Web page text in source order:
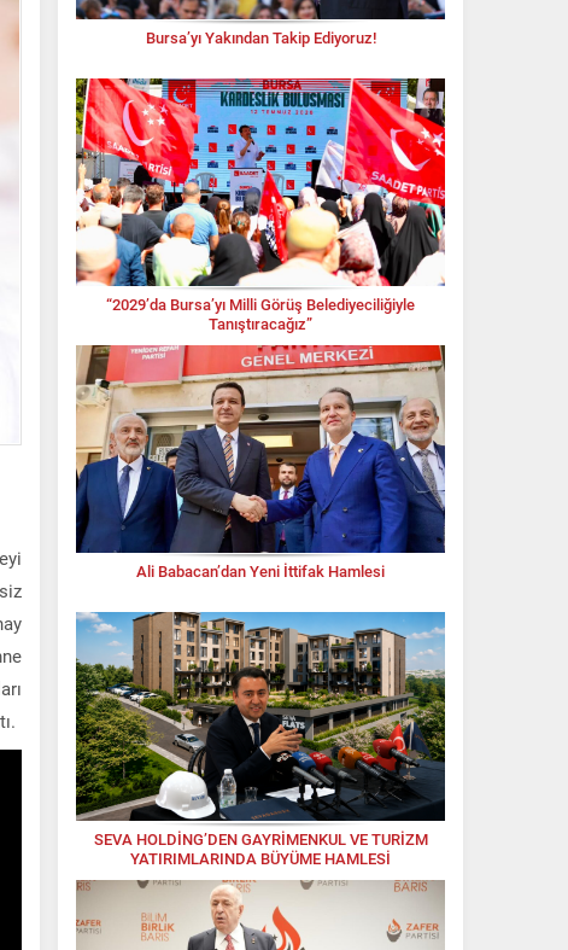
Bursa’yı Yakından Takip Ediyoruz!
“2029’da Bursa’yı Milli Görüş Belediyeciliğiyle
Tanıştıracağız”
Ali Babacan’dan Yeni İttifak Hamlesi
SEVA HOLDİNG’DEN GAYRİMENKUL VE TURİZM
YATIRIMLARINDA BÜYÜME HAMLESİ